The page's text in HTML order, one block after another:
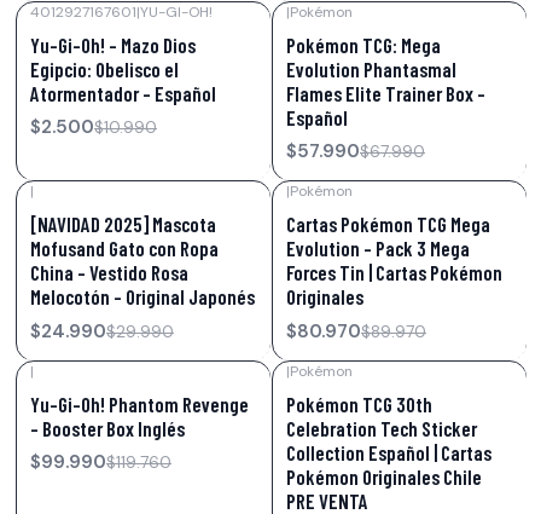
4012927167601|YU-GI-OH!
Yu-Gi-Oh! – Mazo Dios
Egipcio: Obelisco el
Atormentador – Español
$2.500$10.990
|Pokémon
Pokémon TCG: Mega
Evolution Phantasmal
Flames Elite Trainer Box –
Español
$57.990$67.990
|
[NAVIDAD 2025] Mascota
Mofusand Gato con Ropa
China – Vestido Rosa
Melocotón – Original Japonés
$24.990$29.990
|Pokémon
Cartas Pokémon TCG Mega
Evolution – Pack 3 Mega
Forces Tin | Cartas Pokémon
Originales
$80.970$89.970
|
Yu-Gi-Oh! Phantom Revenge
– Booster Box Inglés
$99.990$119.760
|Pokémon
Pokémon TCG 30th
Celebration Tech Sticker
Collection Español | Cartas
Pokémon Originales Chile
PRE VENTA